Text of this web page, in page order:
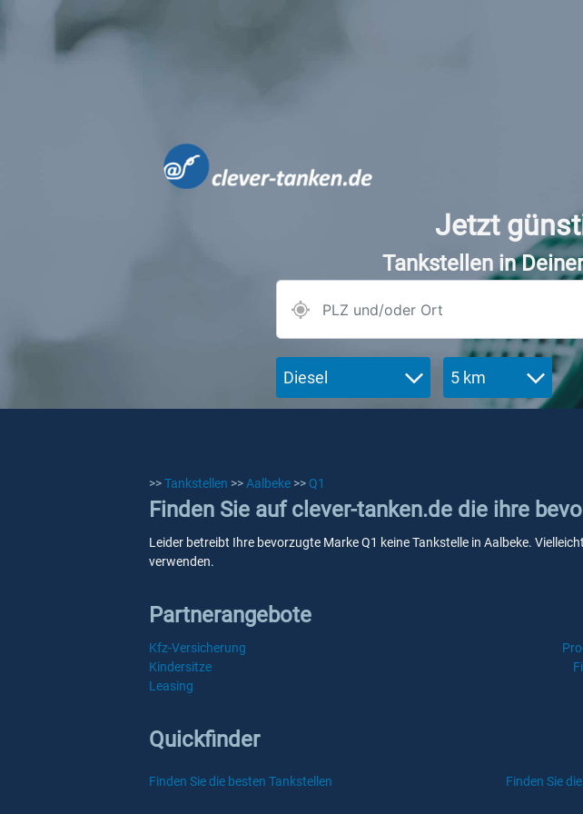
Jetzt
Tankstellen in
Diesel 5 km
>>Tankstellen >>Aalbeke >> Q1
Finden Sie auf clever-tanken.de die ihre
Leider betreibt Ihre bevorzugte Marke Q1 keine Tankstelle in Aalbeke.
verwenden.
Partnerangebote
Kfz-Versicherung
Kindersitze
Leasing
Quickfinder
Finden Sie die besten Tankstellen Finden Sie